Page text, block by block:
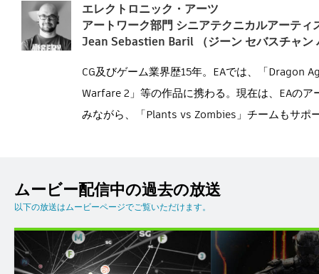
エレクトロニック・アーツ
アートワーク部門 シニアテクニカルアーティ
Jean Sebastien Baril （ジーン セバスチャン
CG及びゲーム業界歴15年。EAでは、「Dragon
Warfare 2」等の作品に携わる。現在は、EAの
みながら、「Plants vs Zombies」チームもサポ
ムービー配信中の過去の放送
以下の放送はムービーページでご覧いただけます。